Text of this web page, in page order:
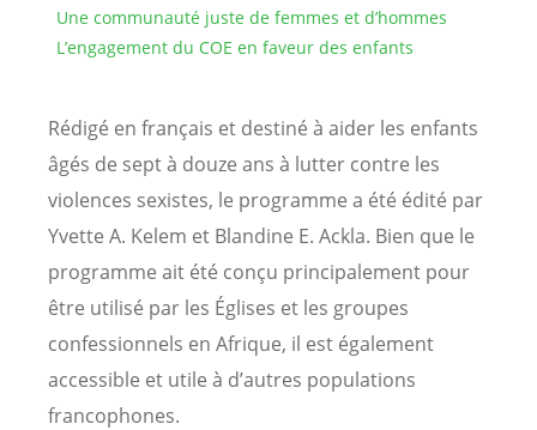
Une communauté juste de femmes et d’hommes
L’engagement du COE en faveur des enfants
Rédigé en français et destiné à aider les enfants
âgés de sept à douze ans à lutter contre les
violences sexistes, le programme a été édité par
Yvette A. Kelem et Blandine E. Ackla. Bien que le
programme ait été conçu principalement pour
être utilisé par les Églises et les groupes
confessionnels en Afrique, il est également
accessible et utile à d’autres populations
francophones.